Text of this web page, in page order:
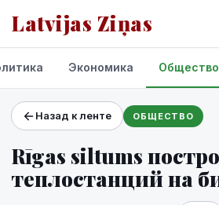
Latvijas Ziņas
Проекты и сервисы
Прогноз погоды
Экономика Общество
Назад к ленте ОБЩЕСТВО
Rīgas siltums
теплостанций на